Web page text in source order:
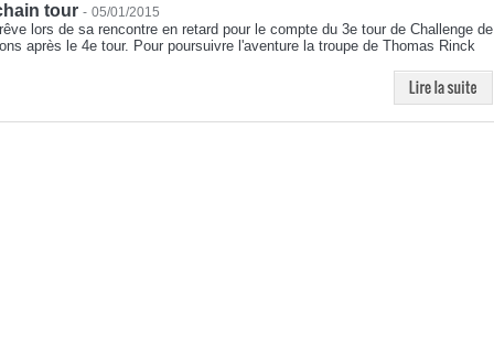
tour - 05/01/2015
lors de sa rencontre en retard pour le compte du 3e tour de Challenge de
après le 4e tour. Pour poursuivre l'aventure la troupe de Thomas Rinck